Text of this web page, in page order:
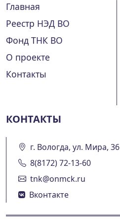
Главная
Реестр НЭД ВО
Фонд ТНК ВО
О проекте
Контакты
КОНТАКТЫ
г. Вологда, ул. Мира,
8(8172) 72-13-60
tnk@onmck.ru
Вконтакте